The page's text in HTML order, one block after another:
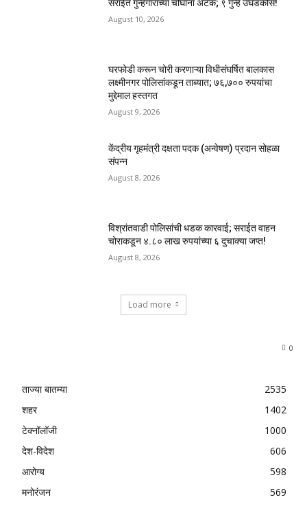
सराईत गुन्हेगारांच्या चौघांना अटक; ९ गुन्हे उघडकीस!
August 10, 2026
घरफोडी करून चोरी करणाऱ्या विधीसंघर्षित बालकास
लक्ष्मीनगर पोलिसांकडून ताब्यात; ७६,७०० रुपयांचा
मुद्देमाल हस्तगत
August 9, 2026
केंद्रीय गृहमंत्री दक्षता पदक (अन्वेषण) प्रदान सोहळा
संपन्न
August 8, 2026
विश्रांतवाडी पोलिसांची धडक कारवाई; सराईत वाहन
चोराकडून ४.८० लाख रुपयांच्या ६ दुचाक्या जप्त!
August 8, 2026
Load more
0
ताज्या बातम्या
2535
शहर
1402
टेक्नॉलॉजी
1000
देश-विदेश
606
आरोग्य
598
मनोरंजन
569